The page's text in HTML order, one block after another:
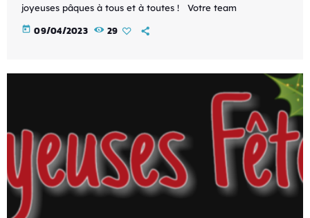
joyeuses pâques à tous et à toutes ! Votre team
today 09/04/2023 29